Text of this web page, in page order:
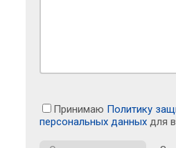
Принимаю Политику
персональных данных для